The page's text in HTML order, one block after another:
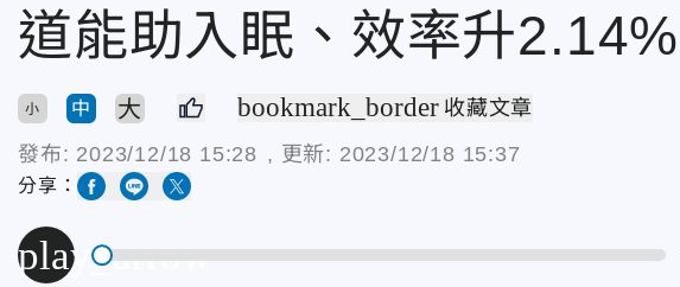
道能助入眠、效率升2.14%
小 中 大 bookmark_border 收藏文章
發布: 2023/12/18 15:28 , 更新: 2023/12/18 15:37
分享：
play_arrow